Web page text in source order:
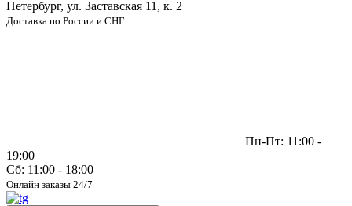
Петербург, ул. Заставская 11, к. 2
Доставка по России и СНГ
Пн-Пт: 11:00 -
19:00
Сб: 11:00 - 18:00
Онлайн заказы 24/7